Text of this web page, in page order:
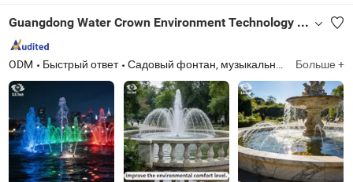
Guangdong Water Crown Environment Technology Co.,Ltd.
ODM Быстрый ответ Садовый фонтан, музыкальный фонтан, обогреватель для бассейна, водопад для бассейна, насос для бассейна, фильтр для бассейна, liner для бассейна, свет для бассейна, лестница для бассейна, заколки для волос Больше +